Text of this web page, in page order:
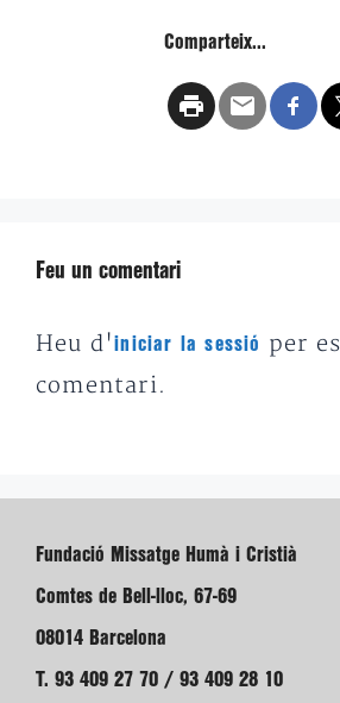
Comparteix...
Feu un comentari
Heu d'iniciar la sessió
per
comentari.
Fundació Missatge Humà i Cristià
Comtes de Bell-lloc, 67-69
08014 Barcelona
T. 93 409 27 70 / 93 409 28 10